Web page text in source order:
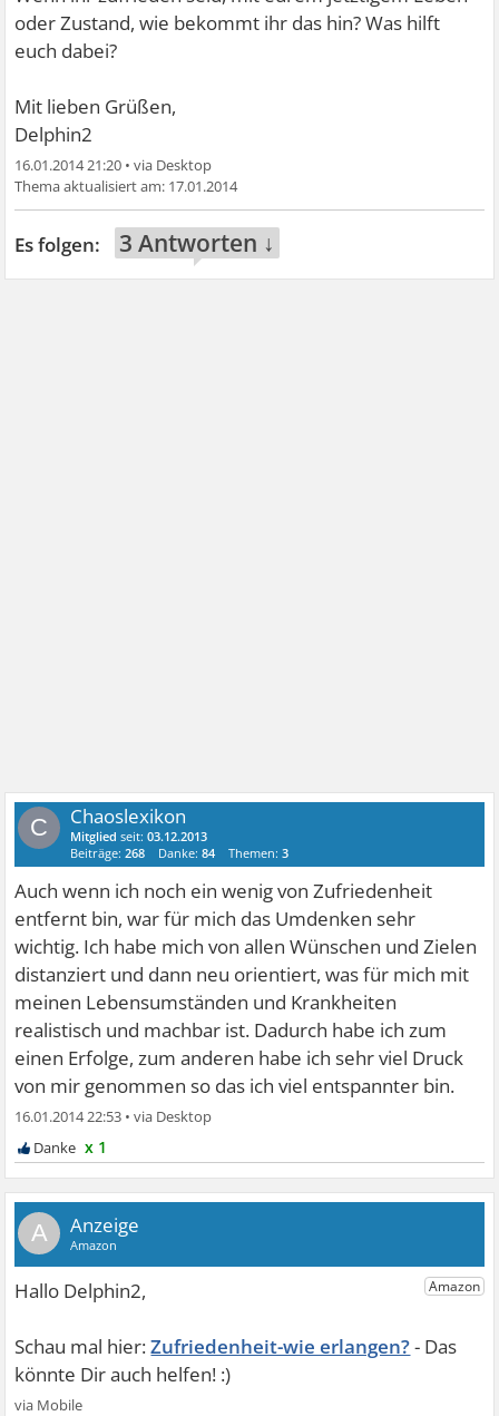
oder Zustand, wie bekommt ihr das hin? Was hilft
euch dabei?
Mit lieben Grüßen,
Delphin2
16.01.2014 21:20 •
17.01.2014
3 Antworten ↓
C Chaoslexikon
Mitglied seit:03.12.2013
Beiträge:268 Danke:84 Themen:3
Auch wenn ich noch ein wenig von Zufriedenheit
entfernt bin, war für mich das Umdenken sehr
wichtig. Ich habe mich von allen Wünschen und Zielen
distanziert und dann neu orientiert, was für mich mit
meinen Lebensumständen und Krankheiten
realistisch und machbar ist. Dadurch habe ich zum
einen Erfolge, zum anderen habe ich sehr viel Druck
von mir genommen so das ich viel entspannter bin.
16.01.2014 22:53 •
x 1
A
Zufriedenheit-wie erlangen?